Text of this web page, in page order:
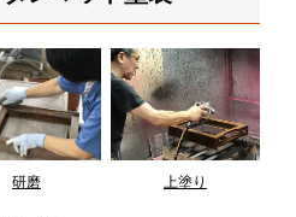
研磨 上塗り